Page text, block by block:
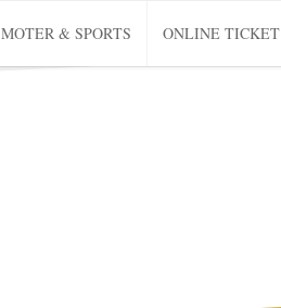
MOTER & SPORTS ONLINE TICKET